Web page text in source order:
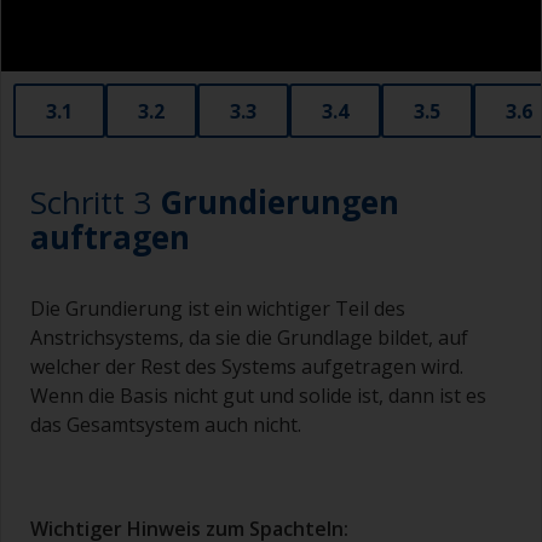
Sandstrahlen ist die bevorzugte Methode zur
Vorbereitung von blankem Stahl. Strahlen auf SA
2½ - nahezu blankes Metall. Dies sollte von
3.1 3.2 3.3 3.4 3.5 3.6
Schritt 3 Grundierungen
auftragen
Die Grundierung ist ein wichtiger Teil des
Anstrichsystems, da sie die Grundlage bildet, auf
welcher der Rest des Systems aufgetragen wird.
Wenn die Basis nicht gut und solide ist, dann ist es
das Gesamtsystem auch nicht.
Wichtiger Hinweis zum Spachteln: